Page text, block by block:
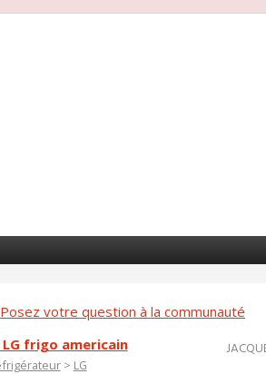
Posez votre question à la communauté
frigo americain
> LG